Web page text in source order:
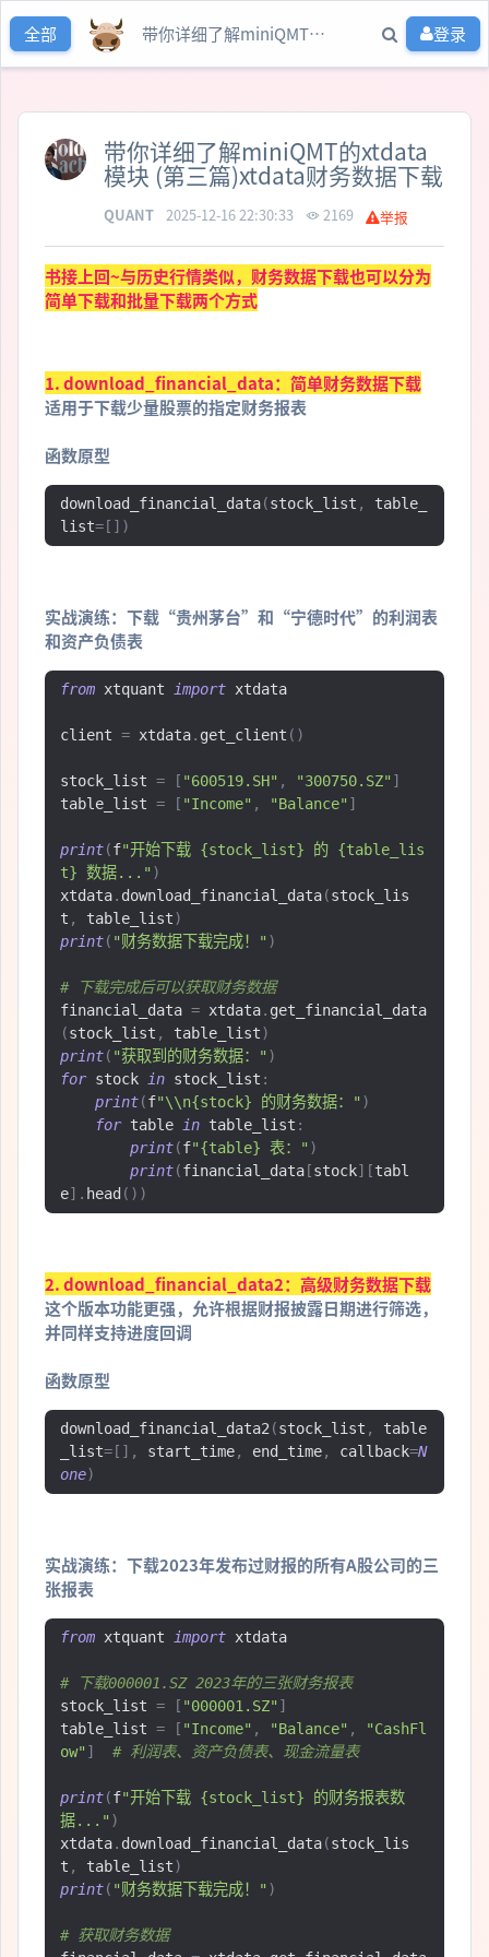
全部 带你详细了解miniQMT的xtdata模块 (第三篇)xtdata财务数据下载 登录
带你详细了解miniQMT的xtdata
模块 (第三篇)xtdata财务数据下载
QUANT 2025-12-16 22:30:33 2169 举报
书接上回~与历史行情类似，财务数据下载也可以分为
简单下载和批量下载两个方式
1. download_financial_data：简单财务数据下载
适用于下载少量股票的指定财务报表
函数原型
download_financial_data(stock_list ,
table_
list=[])
实战演练：下载“贵州茅台”和“宁德时代”的利润表
和资产负债表
from xtquant import xtdata
client = xtdata. get_client ()
stock_list = [ "600519.SH" , "300750.SZ" ]
table_list = [ "Income" , "Balance" ]
print(f"开始下载 {stock_list} 的 {table_lis
t} 数据..." )
xtdata. download_financial_data(stock_lis
t , table_list)
print( "财务数据下载完成！" )
# 下载完成后可以获取财务数据
financial_data = xtdata. get_financial_data
(stock_list , table_list)
print( "获取到的财务数据：" )
for stock in stock_list :
print(f"\\n{stock} 的财务数据：" )
for table in table_list :
print(f"{table} 表：" )
print(financial_data [stock][tabl
e]. head ())
2. download_financial_data2：高级财务数据下载
这个版本功能更强，允许根据财报披露日期进行筛选，
并同样支持进度回调
函数原型
download_financial_data2 (stock_list ,
table
_list=[], start_time, end_time, callback=N
one)
实战演练：下载2023年发布过财报的所有A股公司的三
张报表
from xtquant import xtdata
# 下载000001.SZ 2023年的三张财务报表
stock_list = [ "000001.SZ" ]
table_list = [ "Income" , "Balance" ,
"CashFl
ow" ] # 利润表、资产负债表、现金流量表
print(f"开始下载 {stock_list} 的财务报表数
据..." )
xtdata. download_financial_data(stock_lis
t , table_list)
print( "财务数据下载完成！" )
# 获取财务数据